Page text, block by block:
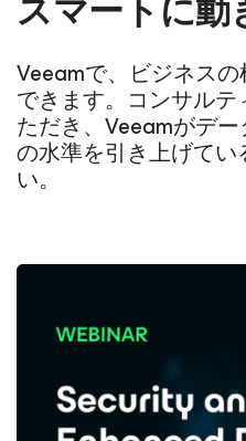
Veeamで、ビジネス
できます。コンサル
ただき、Veeamがデ
の水準を引き上げて
い。